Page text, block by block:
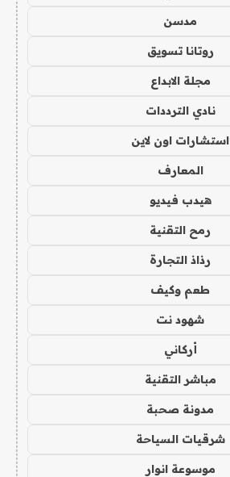
مدسن
روتانا تسويق
مجلة الابداع
نادي الترددات
استشارات اون لاين
المعارف
هيدب فيديو
رمح التقنية
رذاذ التجارة
طعم وكيف
شهود نت
أركاني
مباشر التقنية
مدونة صحبة
شرقيات السياحة
موسوعة انوار